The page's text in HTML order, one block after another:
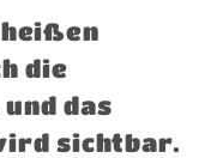
die
das
sichtbar.